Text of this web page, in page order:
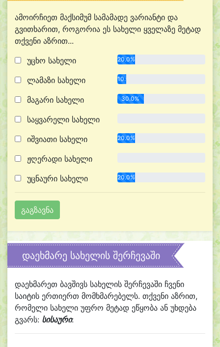
ამოირჩიეთ მაქსიმუმ სამამადე ვარიანტი და
გვითხარით, როგორია ეს სახელი ყველაზე მეტად
თქვენი აზრით...
უცხო სახელი
20.0%
ლამაზი სახელი 10.0%
მაგარი სახელი 30.0%
საყვარელი სახელი
იშვიათი სახელი 20.0%
ჟღერადი სახელი
უცნაური სახელი 20.0%
დაეხმარე სახელის შერჩევაში
დაეხმარეთ ბავშივს სახელის შერჩევაში ჩვენი
საიტის ერთიერთ მომხმარებელს. თქვენი აზრით,
რომელი სახელი უფრო მეტად ეწყობა ან უხდება
გვარს: სისაური: